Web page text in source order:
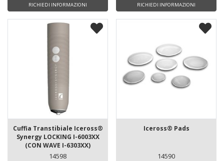
RICHIEDI INFORMAZIONI RICHIEDI INFORMAZIONI
Cuffia Transtibiale Iceross®
Synergy LOCKING I-6003XX
(CON WAVE I-6303XX)
14598
Iceross® Pads
14590